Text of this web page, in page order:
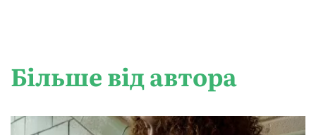
Більше від автора